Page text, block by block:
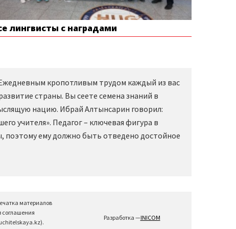
лингвисты с наградами
кропотливым трудом каждый из вас
страны. Вы сеете семена знаний в
нацию. Ибрай Алтынсарин говорил:
учителя». Педагог – ключевая фигура в
поэтому ему должно быть отведено достойное
материалов
соглашения
Разработка —INICOM